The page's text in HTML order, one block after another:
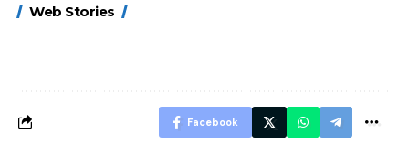
Web Stories
FASTag के ये नए
Facebook